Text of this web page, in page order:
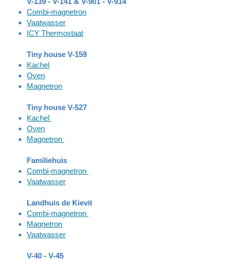
Combi-magnetron
Vaatwasser
ICY Thermostaat
Tiny house V-159
Kachel
Oven
Magnetron
Tiny house V-527
Kachel
Oven
Magnetron
Familiehuis
Combi-magnetron
Vaatwasser
Landhuis de Kievit
Combi-magnetron
Magnetron
Vaatwasser
V-40 - V-45